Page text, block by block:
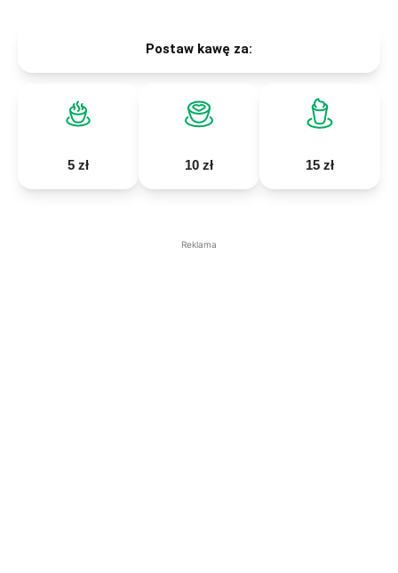
Postaw kawę za:
5 zł 10 zł 15 zł
Reklama